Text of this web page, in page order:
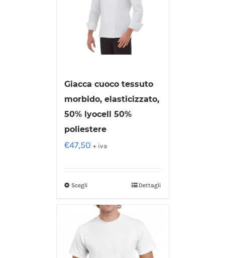
Giacca cuoco tessuto
morbido, elasticizzato,
50% lyocell 50%
poliestere
€47,50 + iva
Scegli Dettagli